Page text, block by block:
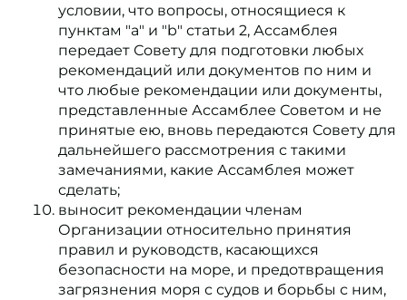
условии, что вопросы, относящиеся к
пунктам "a" и "b" статьи 2, Ассамблея
передает Совету для подготовки любых
рекомендаций или документов по ним и
что любые рекомендации или документы,
представленные Ассамблее Советом и не
принятые ею, вновь передаются Совету для
дальнейшего рассмотрения с такими
замечаниями, какие Ассамблея может
сделать;
выносит рекомендации членам
Организации относительно принятия
правил и руководств, касающихся
безопасности на море, и предотвращения
загрязнения моря с судов и борьбы с ним,